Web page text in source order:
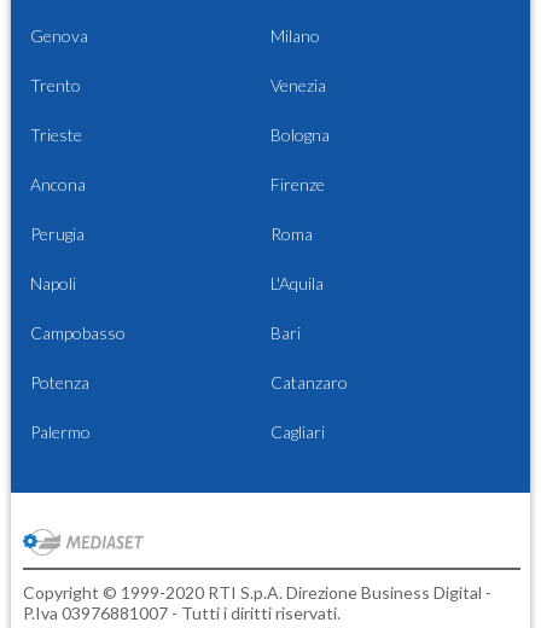
Genova Milano
Trento Venezia
Trieste Bologna
Ancona Firenze
Perugia Roma
Napoli L'Aquila
Campobasso Bari
Potenza Catanzaro
Palermo Cagliari
Copyright © 1999-2020 RTI S.p.A. Direzione Business Digital -
P.Iva 03976881007 - Tutti i diritti riservati.